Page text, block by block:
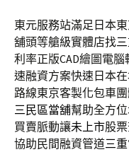
東元服務站滿足日本
舖頭等艙級實體店找
利率正版CAD繪圖電
速融資方案快速日本
路線東京客製化包車
三民區當舖幫助全方
買賣脈動讓未上市股
協助民間融資管道三